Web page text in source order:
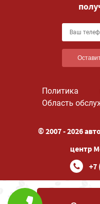
Политика
Область
© 2007 - 2026
центр
+7